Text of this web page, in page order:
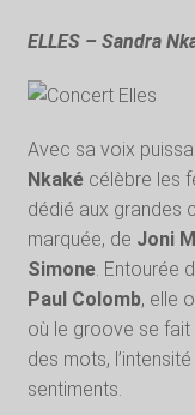
ELLES – Sandra
Avec sa voix
Nkakécélèbre les
dédié aux grandes
marquée, de Joni
Simone. Entourée
Paul Colomb, elle
où le groove se
des mots,
sentiments.